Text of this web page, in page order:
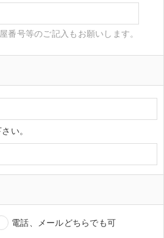
番号等のご記入もお願いします。
い。
電話、メールどちらでも可